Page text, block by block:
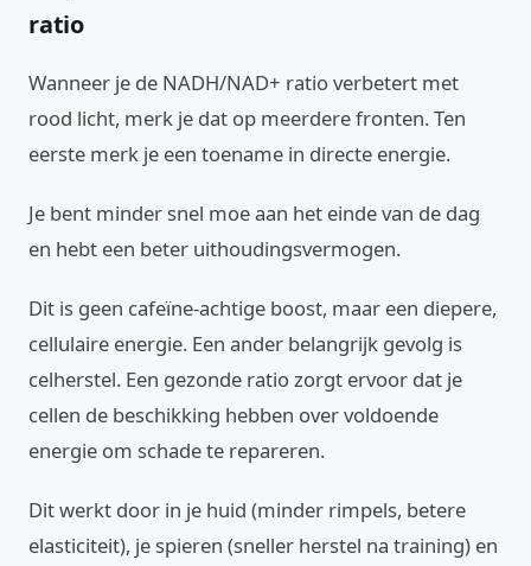
ratio
Wanneer je de NADH/NAD+ ratio verbetert met
rood licht, merk je dat op meerdere fronten. Ten
eerste merk je een toename in directe energie.
Je bent minder snel moe aan het einde van de dag
en hebt een beter uithoudingsvermogen.
Dit is geen cafeïne-achtige boost, maar een diepere,
cellulaire energie. Een ander belangrijk gevolg is
celherstel. Een gezonde ratio zorgt ervoor dat je
cellen de beschikking hebben over voldoende
energie om schade te repareren.
Dit werkt door in je huid (minder rimpels, betere
elasticiteit), je spieren (sneller herstel na training) en